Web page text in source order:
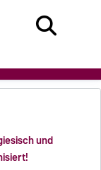
und